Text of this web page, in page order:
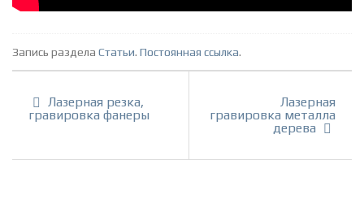
Запись раздела Статьи. Постоянная ссылка.
Лазерная резка,
гравировка фанеры
Лазерная
гравировка металла
дерева